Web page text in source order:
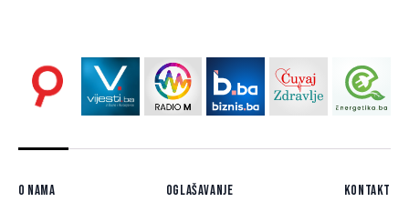
O nama Oglašavanje Kontakt